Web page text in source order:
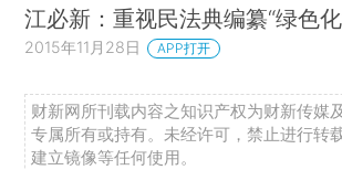
江必新：重视民法典编纂“绿色
2015年11月28日 APP打开
财新网所刊载内容之知识产权为财新传媒
专属所有或持有。未经许可，禁止进行转
建立镜像等任何使用。